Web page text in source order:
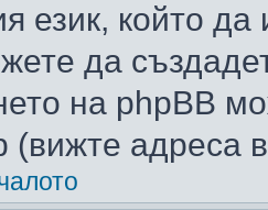
език, който да
да
на phpBB
(вижте адреса